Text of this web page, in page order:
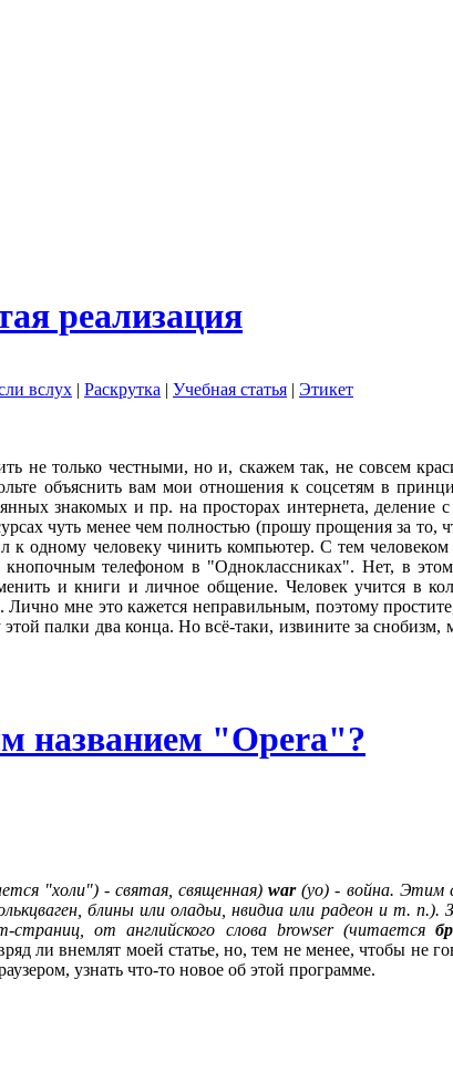
реализация
вслух | Раскрутка | Учебная статья | Этикет
не только честными, но и, скажем так, не совсем
объяснить вам мои отношения к соцсетям в
знакомых и пр. на просторах интернета,
чуть менее чем полностью (прошу прощения за
к одному человеку чинить компьютер. С тем
телефоном в "Одноклассниках". Нет, в
и книги и личное общение. Человек учится в
мне это кажется неправильным, поэтому
палки два конца. Но всё-таки, извините за
названием "Opera"?
"холи") - святая, священная)war(уо) - война. Этим
блины или оладьи, нвидиа или радеон и т.
страниц, от английского слова browser (читается
ли внемлят моей статье, но, тем не менее, чтобы не
узнать что-то новое об этой программе.